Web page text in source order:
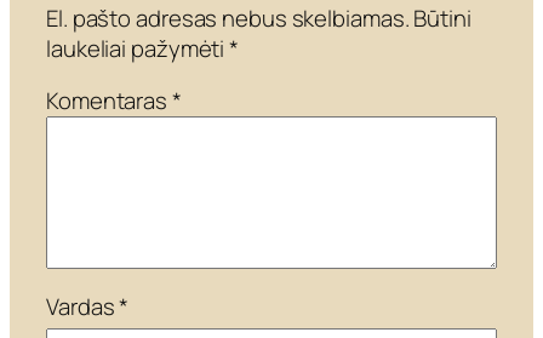
El. pašto adresas nebus skelbiamas.Būtini
laukeliai pažymėti*
Komentaras*
Vardas*